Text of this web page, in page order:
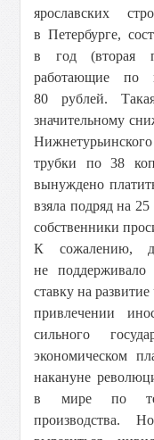
ярославских
в Петербурге,
в год (вторая
работающие по
80 рублей.
значительному
трубки по 38
вынуждено
взяла подряд на
собственники
К сожалению,
не поддерживало
ставку на
привлечении
сильного
экономическом
накануне
в мире по
производства.